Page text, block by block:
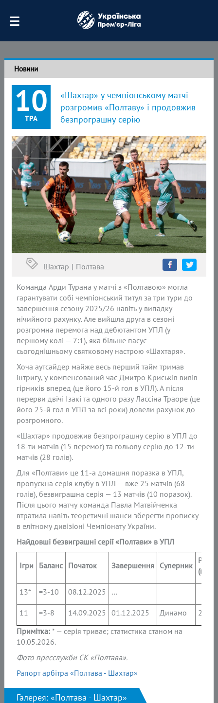
Новини
10
ТРА
«Шахтар» у чемпіонському матчі
розгромив «Полтаву» і продовжив
безпрограшну серію
Шахтар Полтава
Команда Арди Турана у матчі з «Полтавою» могла
гарантувати собі чемпіонський титул за три тури до
завершення сезону 2025/26 навіть у випадку
нічийного рахунку. Але вийшла друга в сезоні
розгромна перемога над дебютантом УПЛ (у
першому колі — 7:1), яка більше пасує
сьогоднішньому святковому настрою «Шахтаря».
Хоча аутсайдер майже весь перший тайм тримав
інтригу, у компенсований час Дмитро Криськів вивів
гірників вперед (це його 15-й гол в УПЛ). А після
перерви двічі Ізакі та одного разу Лассіна Траоре (це
його 25-й гол в УПЛ за всі роки) довели рахунок до
розгромного.
«Шахтар» продовжив безпрограшну серію в УПЛ до
18-ти матчів (15 перемог) та гольову серію до 12-ти
матчів (28 голів).
Для «Полтави» це 11-а домашня поразка в УПЛ,
пропускна серія клубу в УПЛ — вже 25 матчів (68
голів), безвиграшна серія — 13 матчів (10 поразок).
Після цього матчу команда Павла Матвійченка
втратила навіть теоретичні шанси зберегти прописку
в елітному дивізіоні Чемпіонату України.
Найдовші безвиграшні серії «Полтави» в УПЛ
Ігри Баланс Початок Завершення Суперник
(поле)
13* =3-10 08.12.2025 …
11 =3-8 14.09.2025 01.12.2025 Динамо
2:1 (г)
Примітка:* — серія триває; статистика станом на
10.05.2026.
Фото пресслужби СК «Полтава».
Рапорт арбітра «Полтава - Шахтар»
Галерея: «Полтава - Шахтар»